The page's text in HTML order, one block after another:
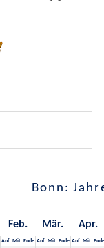
Bonn:
Feb. Mär. Apr.
Anf. Mit. Ende Anf. Mit. Ende Anf. Mit. Ende